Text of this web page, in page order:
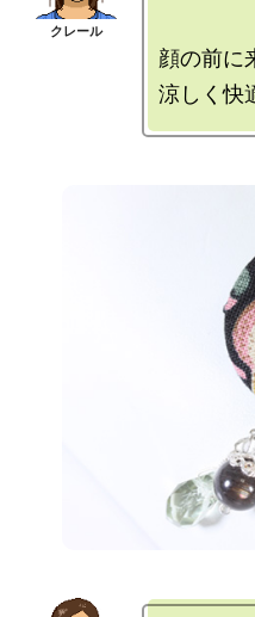
顔の前に